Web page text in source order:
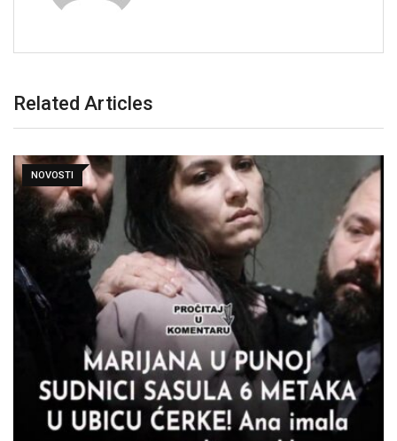
Related Articles
NOVOSTI